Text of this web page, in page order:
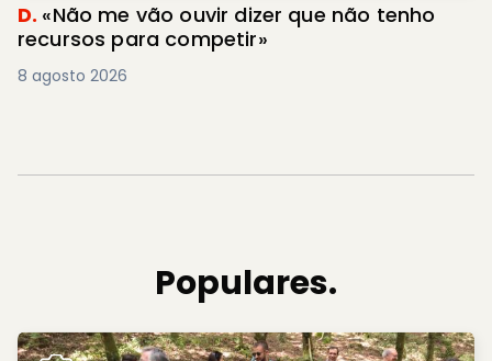
D. «Não me vão ouvir dizer que não tenho
recursos para competir»
8 agosto 2026
Populares.